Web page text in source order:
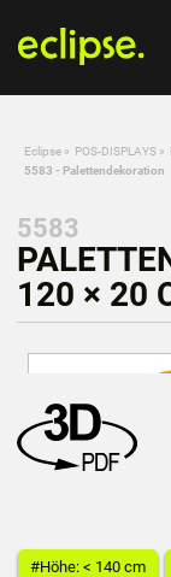
Eclipse » POS-DISPLAYS »
5583 - Palettendekoration
5583
120 × 20
#Höhe: < 140 cm